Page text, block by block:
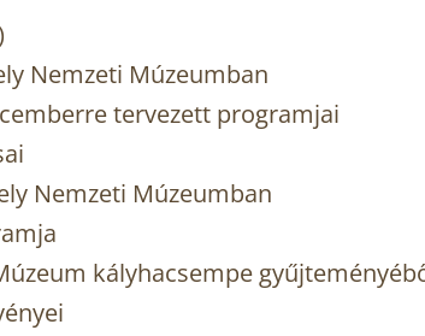
Nemzeti Múzeumban
tervezett programjai
Nemzeti Múzeumban
kályhacsempe